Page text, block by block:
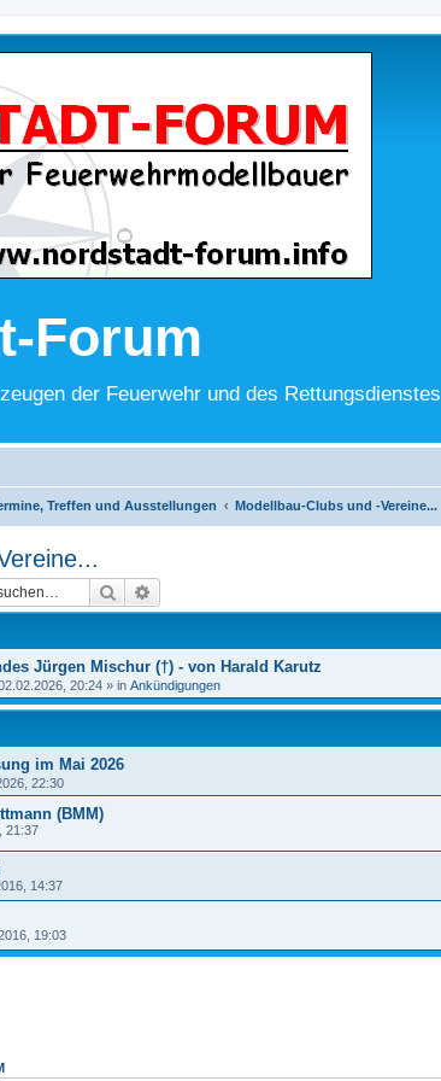
Forum
der Feuerwehr und des Rettungsdienstes
Treffen und Ausstellungen Modellbau-Clubs und -Vereine...
Suche
Jürgen Mischur (†) - von Harald Karutz
20:24 » in Ankündigungen
im Mai 2026
22:30
(BMM)
21:37
14:37
19:03